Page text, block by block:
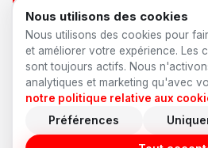
© 2026 AnyShift Made in
ConfidentialitéConditions
Nous utilisons des cookies
Nous utilisons des cookies pour
et améliorer votre expérience. Les
sont toujours actifs. Nous
analytiques et marketing qu'avec
notre politique relative aux
Préférences